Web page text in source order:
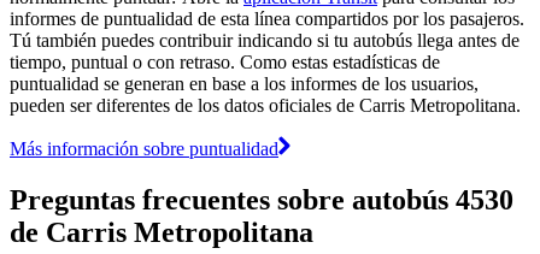
informes de puntualidad de esta línea compartidos por los pasajeros.
Tú también puedes contribuir indicando si tu autobús llega antes de
tiempo, puntual o con retraso. Como estas estadísticas de
puntualidad se generan en base a los informes de los usuarios,
pueden ser diferentes de los datos oficiales de Carris Metropolitana.
Más información sobre puntualidad
Preguntas frecuentes sobre autobús 4530
de Carris Metropolitana